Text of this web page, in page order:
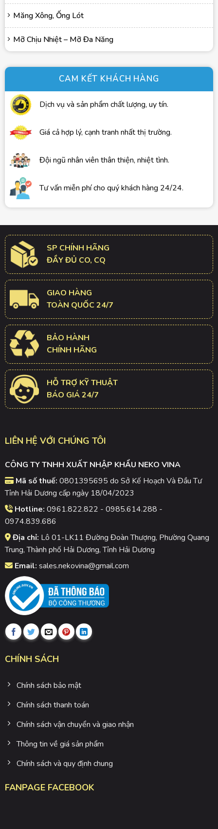
Măng Xông, Ống Lót
Mỡ Chịu Nhiệt – Mỡ Đa Năng
CAM KẾT KHÁCH HÀNG
Dịch vụ và sản phẩm chất lượng, uy tín.
Giá cả hợp lý, cạnh tranh nhất thị trường.
Đội ngũ nhân viên thân thiện, nhiệt tình.
Tư vấn miễn phí cho quý khách hàng 24/24.
SP CHÍNH HÃNG
ĐẦY ĐỦ CO, CQ
GIAO HÀNG
TOÀN QUỐC 24/7
BẢO HÀNH
CHÍNH HÃNG
HỖ TRỢ KỸ THUẬT
BÁO GIÁ 24/7
LIÊN HỆ VỚI CHÚNG TÔI
CÔNG TY TNHH XUẤT NHẬP KHẨU NEKO VINA
Mã số thuế: 0801395695 do Sở Kế Hoạch Và Đầu Tư
Tỉnh Hải Dương cấp ngày 18/04/2023
Hotline: 0961.822.822 - 0985.614.288 -
0974.839.686
Địa chỉ: Lô 01-LK11 Đường Đoàn Thượng, Phường Quang
Trung, Thành phố Hải Dương, Tỉnh Hải Dương
Email: sales.nekovina@gmail.com
CHÍNH SÁCH
Chính sách bảo mật
Chính sách thanh toán
Chính sách vận chuyển và giao nhận
Thông tin về giá sản phẩm
Chính sách và quy định chung
FANPAGE FACEBOOK